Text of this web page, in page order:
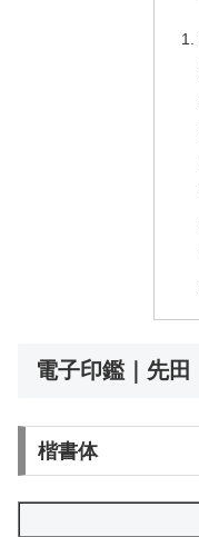
電子印鑑｜先田
楷書体